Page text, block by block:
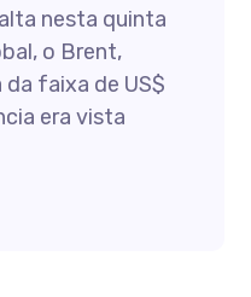
nesta quinta
o Brent,
faixa de US$
era vista